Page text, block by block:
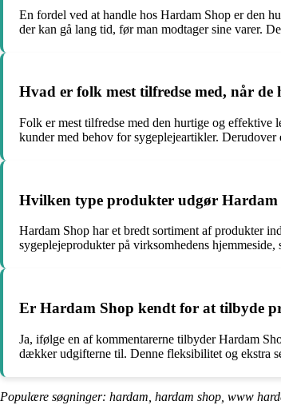
En fordel ved at handle hos Hardam Shop er den
der kan gå lang tid, før man modtager sine varer.
Hvad er folk mest tilfredse med, når
Folk er mest tilfredse med den hurtige og effektive
kunder med behov for sygeplejeartikler.
Hvilken type produkter udgør Hardam
Hardam Shop har et bredt sortiment af produkter
sygeplejeprodukter på virksomhedens
Er Hardam Shop kendt for at tilbyde
Ja, ifølge en af kommentarerne tilbyder Hardam
dækker udgifterne til. Denne fleksibilitet og ekstra
Populære søgninger: hardam, hardam shop, www